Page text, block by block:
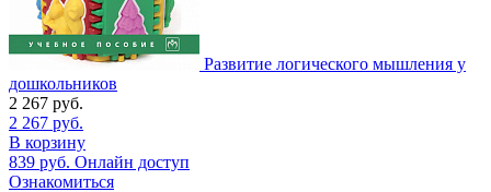
Развитие логического мышления у
дошкольников
2 267 руб.
2 267 руб.
В корзину
839 руб. Онлайн доступ
Ознакомиться